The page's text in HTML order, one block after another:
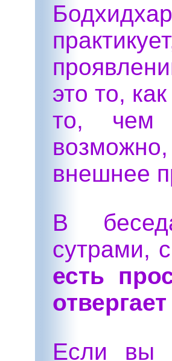
это то,
то, чем
внешнее
В
сутрами,
есть
Если вы